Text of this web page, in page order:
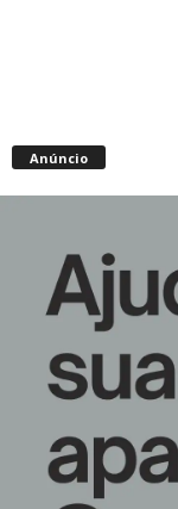
Anúncio